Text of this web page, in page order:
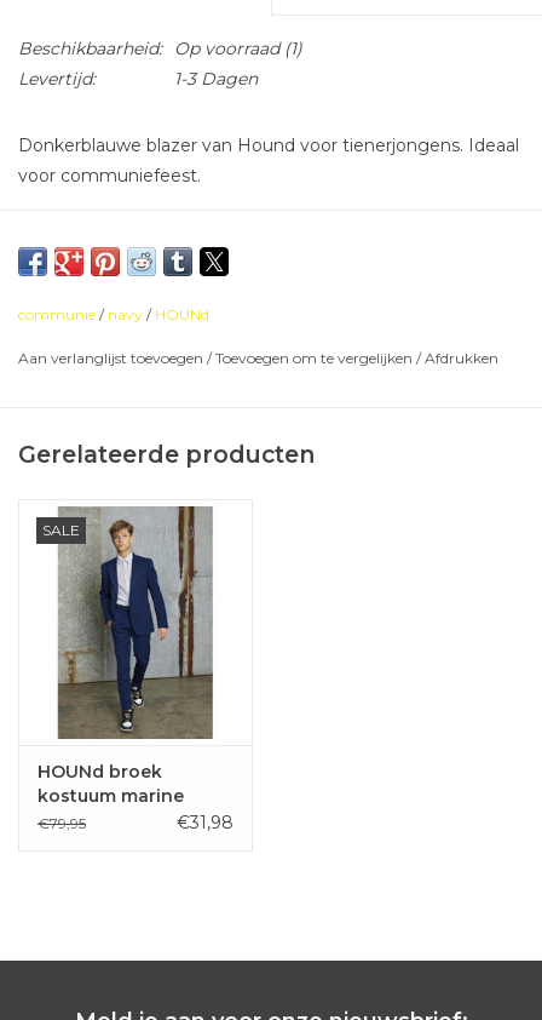
Beschikbaarheid: Op voorraad(1)
Levertijd:
1-3 Dagen
Donkerblauwe blazer van Hound voor tienerjongens. Ideaal
voor communiefeest.
communie / navy / HOUNd
Aan verlanglijst toevoegen /Toevoegen om te vergelijken /Afdrukken
Gerelateerde producten
SALE
HOUNd broek
kostuum marine
€79,95 €31,98